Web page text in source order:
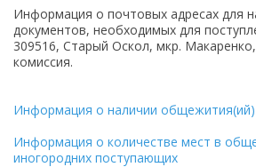
Информация о почтовых адресах для
документов, необходимых для
309516, Старый Оскол, мкр.
комиссия.
Информация о наличии общежития(ий)
Информация о количестве мест в
иногородних поступающих